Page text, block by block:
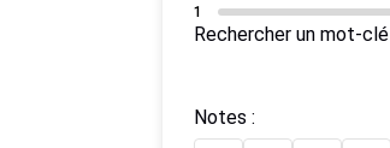
1
Rechercher un mot-clé
Notes :